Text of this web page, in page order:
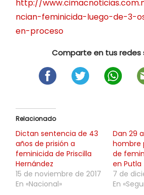
http://
ncian-feminicida-luego-de-3-
en-proceso
Comparte en tus redes
Relacionado
Dictan sentencia de 43
años de prisión a
feminicida de Priscilla
Hernández
15 de noviembre de 2017
En «Nacional»
Dan 29
hombre
de
en Putla
7 de
En